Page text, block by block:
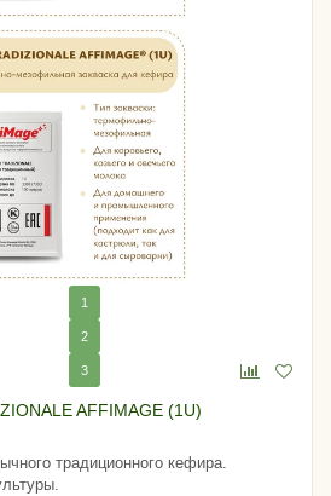
1
2
3
AFFIMAGE (1U)
традиционного кефира.